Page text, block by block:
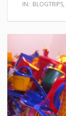
IN: BLOGTRIPS,